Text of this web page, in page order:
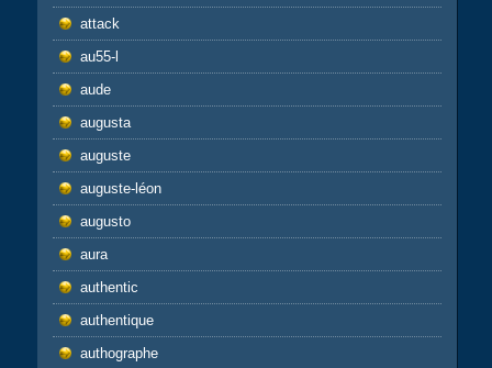
attack
au55-l
aude
augusta
auguste
auguste-léon
augusto
aura
authentic
authentique
authographe